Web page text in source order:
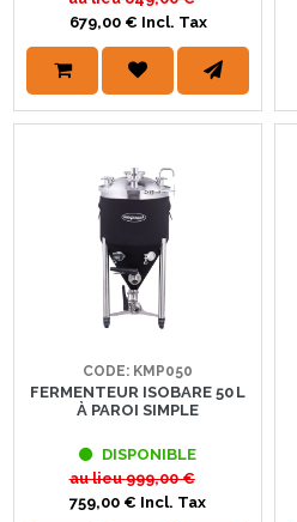
679,00 € Incl. Tax
CODE: KMP050
FERMENTEUR ISOBARE 50 L
À PAROI SIMPLE
DISPONIBLE
au lieu999,00 €
759,00 € Incl. Tax